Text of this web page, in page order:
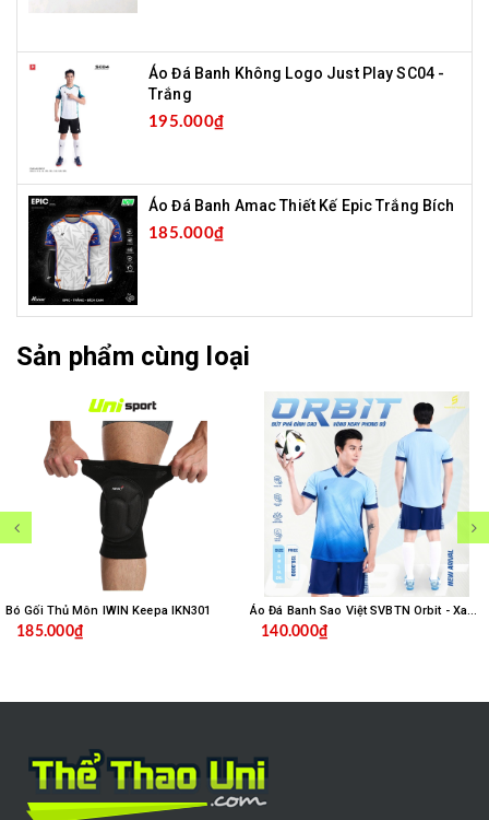
Áo Đá Banh Không Logo Just Play SC04 -
Trắng
195.000₫
Áo Đá Banh Amac Thiết Kế Epic Trắng Bích
185.000₫
Sản phẩm cùng loại
Bó Gối Thủ Môn IWIN Keepa IKN301
185.000₫
Áo Đá Banh Sao Việt SVBTN Orbit - Xanh Biển
140.000₫